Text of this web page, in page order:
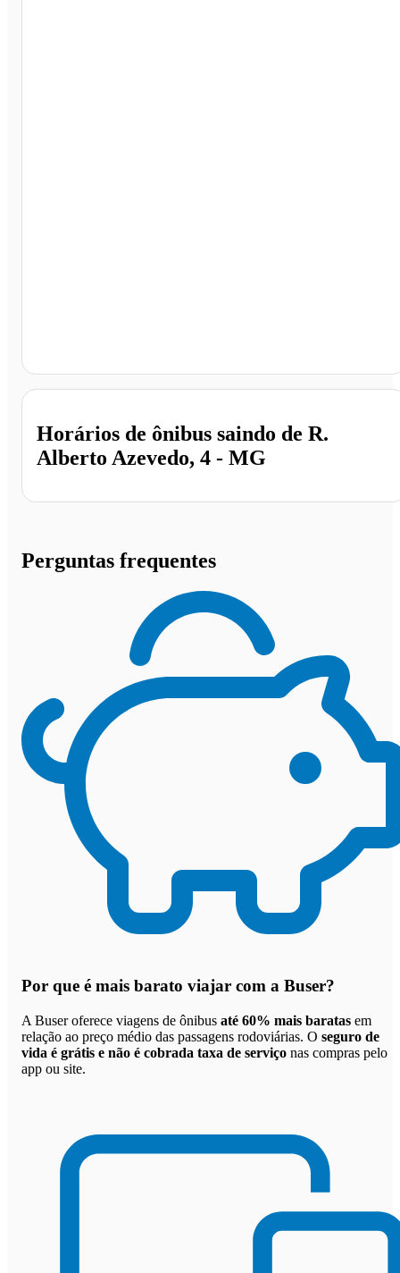
Horários de ônibus saindo de R.
Alberto Azevedo, 4 - MG
Perguntas frequentes
Por que é mais barato viajar com a Buser?
A Buser oferece viagens de ônibus até 60% mais baratas em
relação ao preço médio das passagens rodoviárias. O seguro de
vida é grátis e não é cobrada taxa de serviço nas compras pelo
app ou site.